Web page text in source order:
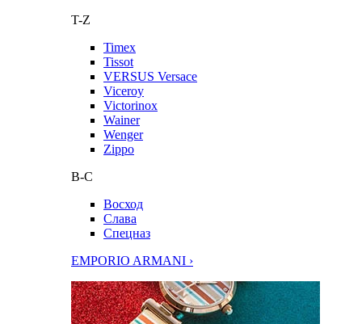
T-Z
Timex
Tissot
VERSUS Versace
Viceroy
Victorinox
Wainer
Wenger
Zippo
В-С
Восход
Слава
Спецназ
EMPORIO ARMANI ›